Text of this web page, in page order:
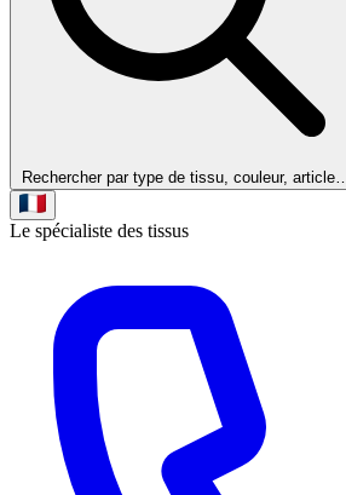
Rechercher par type de tissu, couleur,
Le spécialiste des tissus